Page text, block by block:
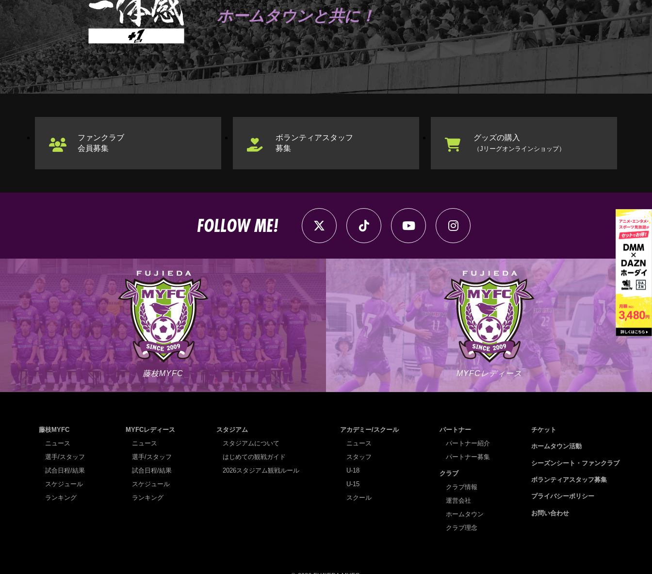
ホームタウンと共に！
ファンクラブ
会員募集
ボランティアスタッフ
募集
グッズの購入
（Jリーグオンラインショップ）
FOLLOW ME!
藤枝MYFC MYFCレディース
藤枝MYFC
ニュース
選手/スタッフ
試合日程/結果
スケジュール
ランキング
MYFCレディース
ニュース
選手/スタッフ
試合日程/結果
スケジュール
ランキング
スタジアム
スタジアムについて
はじめての観戦ガイド
2026スタジアム観戦ルール
アカデミー/スクール
ニュース
スタッフ
U-18
U-15
スクール
パートナー
パートナー紹介
パートナー募集
クラブ
クラブ情報
運営会社
ホームタウン
クラブ理念
チケット
ホームタウン活動
シーズンシート・ファンクラブ
ボランティアスタッフ募集
プライバシーポリシー
お問い合わせ